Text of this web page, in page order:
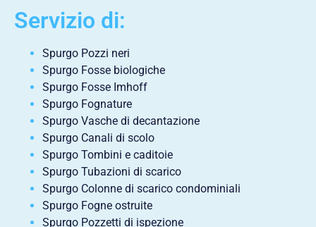
Servizio di:
Spurgo Pozzi neri
Spurgo Fosse biologiche
Spurgo Fosse Imhoff
Spurgo Fognature
Spurgo Vasche di decantazione
Spurgo Canali di scolo
Spurgo Tombini e caditoie
Spurgo Tubazioni di scarico
Spurgo Colonne di scarico condominiali
Spurgo Fogne ostruite
Spurgo Pozzetti di ispezione